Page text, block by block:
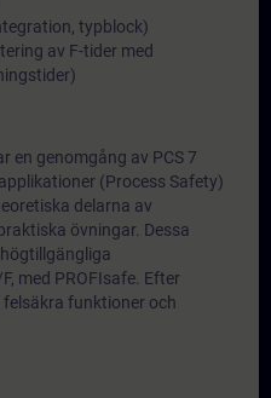
typblock)
av F-tider med
en genomgång av PCS 7
(Process Safety)
delarna av
övningar. Dessa
med PROFIsafe. Efter
funktioner och